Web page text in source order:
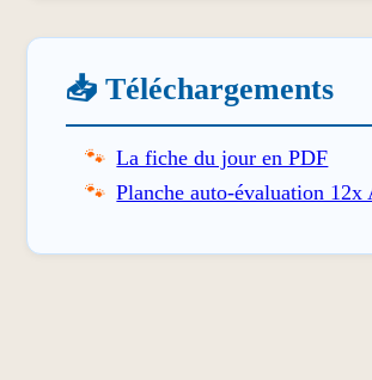
📥 Téléchargements
La fiche du jour en PDF
Planche auto-évaluation 12x